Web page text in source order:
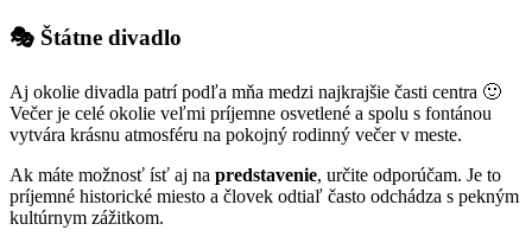
🎭 Štátne divadlo
Aj okolie divadla patrí podľa mňa medzi najkrajšie časti centra 🙂
Večer je celé okolie veľmi príjemne osvetlené a spolu s fontánou
vytvára krásnu atmosféru na pokojný rodinný večer v meste.
Ak máte možnosť ísť aj na predstavenie, určite odporúčam. Je to
príjemné historické miesto a človek odtiaľ často odchádza s pekným
kultúrnym zážitkom.